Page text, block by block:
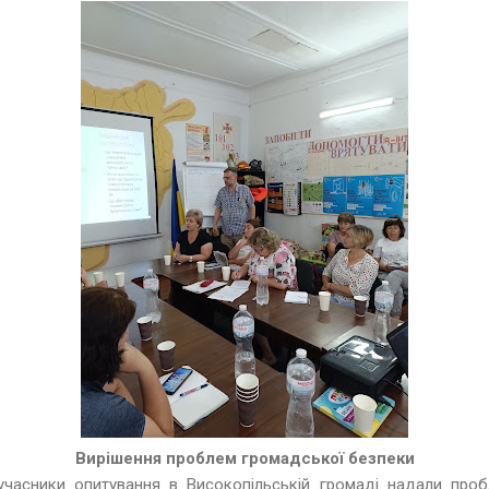
Вирішення проблем громадської безпеки
опитування в Високопільській громаді надали